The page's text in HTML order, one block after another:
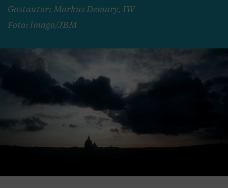
Gastautor: Markus Demary, IW
Foto: imago/JBM